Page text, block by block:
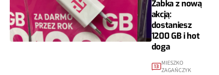
Żabka z nową
akcją:
dostaniesz
1200 GB i hot
doga
13 MIESZKO
ZAGAŃCZYK